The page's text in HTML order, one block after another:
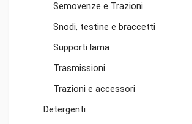
Semovenze e Trazioni
Snodi, testine e braccetti
Supporti lama
Trasmissioni
Trazioni e accessori
Detergenti